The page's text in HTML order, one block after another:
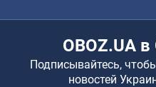
OBOZ.UA
Подписывайтесь,
новостей